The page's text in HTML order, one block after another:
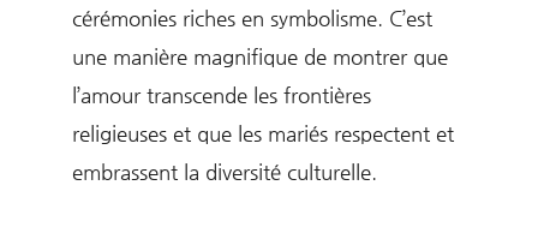
cérémonies riches en symbolisme. C’est
une manière magnifique de montrer que
l’amour transcende les frontières
religieuses et que les mariés respectent et
embrassent la diversité culturelle.